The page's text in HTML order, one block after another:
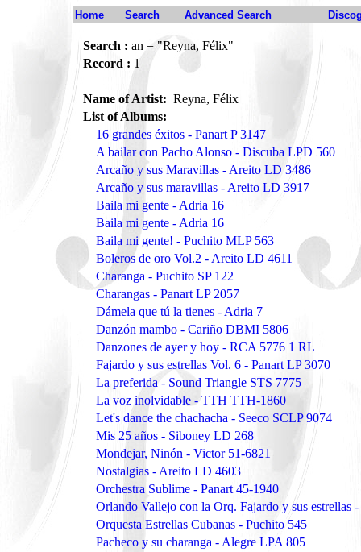
Home Search Advanced Search
Search : an = "Reyna, Félix"
Record : 1
Name of Artist: Reyna, Félix
List of Albums:
16 grandes éxitos - Panart P 3147
A bailar con Pacho Alonso - Discuba LPD 560
Arcaño y sus Maravillas - Areito LD 3486
Arcaño y sus maravillas - Areito LD 3917
Baila mi gente - Adria 16
Baila mi gente - Adria 16
Baila mi gente! - Puchito MLP 563
Boleros de oro Vol.2 - Areito LD 4611
Charanga - Puchito SP 122
Charangas - Panart LP 2057
Dámela que tú la tienes - Adria 7
Danzón mambo - Cariño DBMI 5806
Danzones de ayer y hoy - RCA 5776 1 RL
Fajardo y sus estrellas Vol. 6 - Panart LP 3070
La preferida - Sound Triangle STS 7775
La voz inolvidable - TTH TTH-1860
Let's dance the chachacha - Seeco SCLP 9074
Mis 25 años - Siboney LD 268
Mondejar, Ninón - Victor 51-6821
Nostalgias - Areito LD 4603
Orchestra Sublime - Panart 45-1940
Orlando Vallejo con la Orq. Fajardo y sus estrellas
Orquesta Estrellas Cubanas - Puchito 545
Pacheco y su charanga - Alegre LPA 805